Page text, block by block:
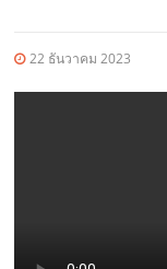
22 ธันวาคม 2023